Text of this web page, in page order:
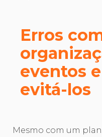
Erros
eventos
evitá-los
Mesmo com um